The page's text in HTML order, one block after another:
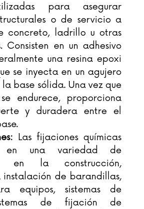
para asegurar
o de servicio a
concreto, ladrillo u otras
Consisten en un adhesivo
una resina epoxi
se inyecta en un agujero
base sólida. Una vez que
endurece, proporciona
y duradera entre el
Las fijaciones químicas
en una variedad de
en la construcción,
instalación de barandillas,
equipos, sistemas de
de fijación de